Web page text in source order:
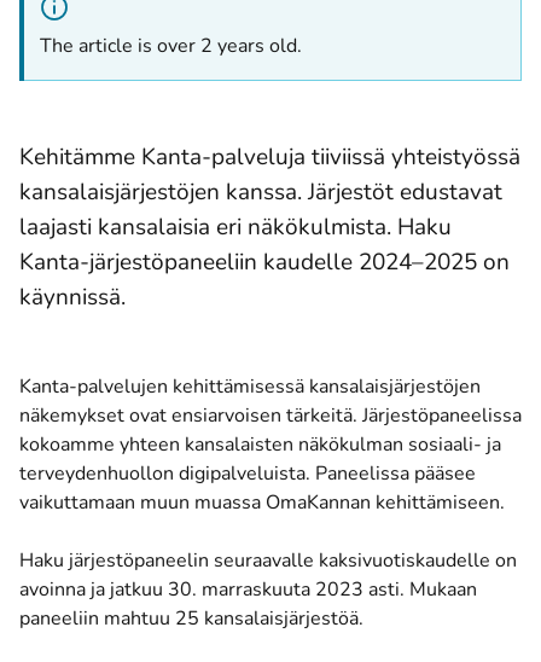
The article is over 2 years old.
Kehitämme Kanta-palveluja tiiviissä yhteistyössä
kansalaisjärjestöjen kanssa. Järjestöt edustavat
laajasti kansalaisia eri näkökulmista. Haku
Kanta-järjestöpaneeliin kaudelle 2024–2025 on
käynnissä.
Kanta-palvelujen kehittämisessä kansalaisjärjestöjen
näkemykset ovat ensiarvoisen tärkeitä. Järjestöpaneelissa
kokoamme yhteen kansalaisten näkökulman sosiaali- ja
terveydenhuollon digipalveluista. Paneelissa pääsee
vaikuttamaan muun muassa OmaKannan kehittämiseen.
Haku järjestöpaneelin seuraavalle kaksivuotiskaudelle on
avoinna ja jatkuu 30. marraskuuta 2023 asti. Mukaan
paneeliin mahtuu 25 kansalaisjärjestöä.